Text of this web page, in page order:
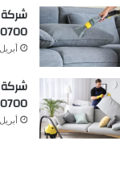
أبريل 14,
أبريل 14,